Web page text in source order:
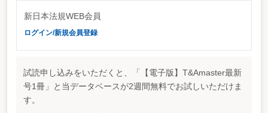
新日本法規WEB会員
ログイン/新規会員登録
試読申し込みをいただくと、「【電子版】T&Amaster最新
号1冊」と当データベースが2週間無料でお試しいただけま
す。